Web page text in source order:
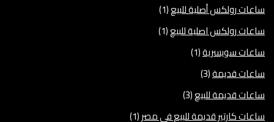
ساعات رولكس أصلية للبيع(1)
ساعات رولكس اصلية للبيع(1)
ساعات سويسرية(1)
ساعات قديمة(3)
ساعات قديمة للبيع(3)
ساعات كارتير قديمة للبيع في مصر(1)